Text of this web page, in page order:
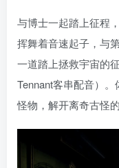
与博士一起踏上征程
挥舞着音速起子，与
一道踏上拯救宇宙的
Tennant客串配音）
怪物，解开离奇古怪